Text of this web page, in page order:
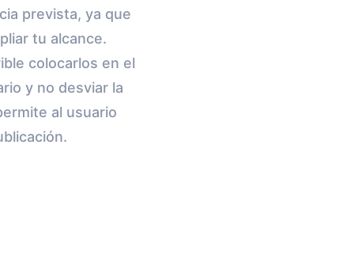
prevista, ya que
tu alcance.
colocarlos en el
y no desviar la
al usuario